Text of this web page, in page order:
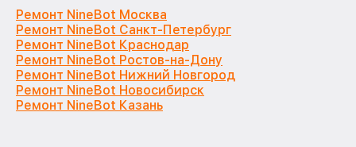
Ремонт NineBot Москва
Ремонт NineBot Санкт-Петербург
Ремонт NineBot Краснодар
Ремонт NineBot Ростов-на-Дону
Ремонт NineBot Нижний Новгород
Ремонт NineBot Новосибирск
Ремонт NineBot Казань